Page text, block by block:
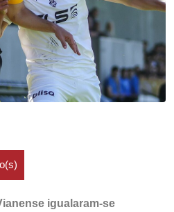
igualaram-se